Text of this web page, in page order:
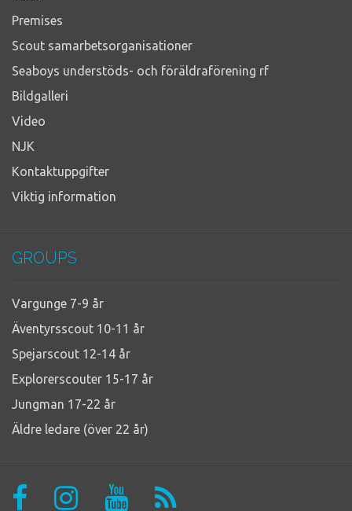
Premises
Scout samarbetsorganisationer
Seaboys understöds- och föräldraförening rf
Bildgalleri
Video
NJK
Kontaktuppgifter
Viktig information
GROUPS
Vargunge 7-9 år
Äventyrsscout 10-11 år
Spejarscout 12-14 år
Explorerscouter 15-17 år
Jungman 17-22 år
Äldre ledare (över 22 år)